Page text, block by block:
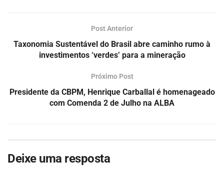
Post Anterior
Taxonomia Sustentável do Brasil abre caminho rumo à
investimentos ‘verdes’ para a mineração
Próximo Post
Presidente da CBPM, Henrique Carballal é homenageado
com Comenda 2 de Julho na ALBA
Deixe uma resposta